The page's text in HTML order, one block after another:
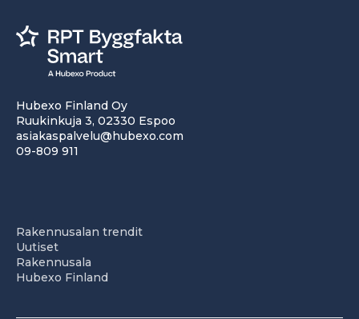
Hubexo Finland Oy
Ruukinkuja 3, 02330 Espoo
asiakaspalvelu@hubexo.com
09-809 911
Rakennusalan trendit
Uutiset
Rakennusala
Hubexo Finland